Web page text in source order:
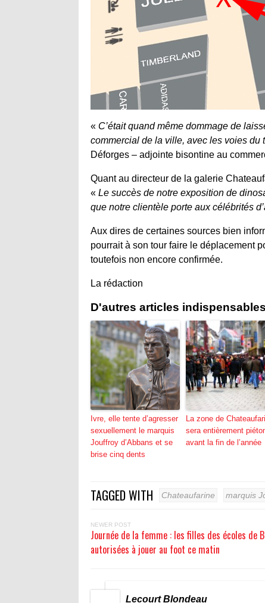
« C’était quand même dommage de
commercial de la ville, avec les voies
Déforges – adjointe bisontine au
Quant au directeur de la galerie
« Le succès de notre exposition de
que notre clientèle porte aux célébrités
Aux dires de certaines sources bien
pourrait à son tour faire le déplacement
toutefois non encore confirmée.
La rédaction
D'autres articles
Ivre, elle tente d’agresser
sexuellement le marquis
Jouffroy d’Abbans et se
brise cinq dents
La zone de
sera entièrement
avant la fin de l’année
TAGGED WITH Chateaufarine marquis
NEWER POST
Journée de la femme : les filles des écoles de
autorisées à jouer au foot ce matin
Lecourt Blondeau